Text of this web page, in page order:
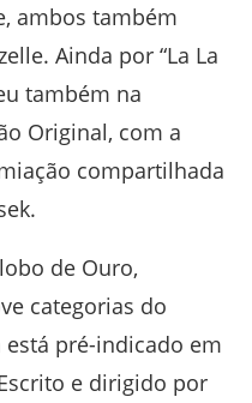
ambos também
Ainda por “La La
também na
Original, com a
compartilhada
de Ouro,
categorias do
está pré-indicado em
e dirigido por